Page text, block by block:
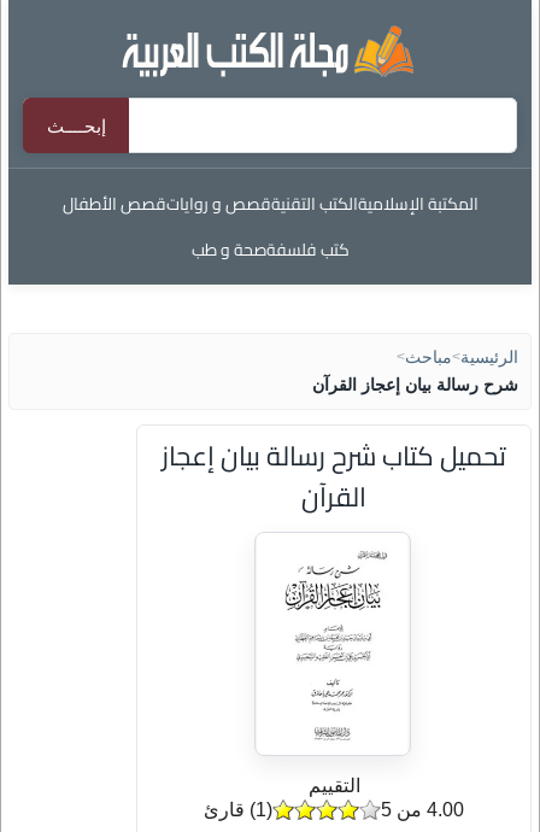
المكتبة الإسلاميةالكتب التقنيةقصص و رواياتقصص الأطفال
كتب فلسفةصحة و طب
الرئيسية>مباحث>
شرح رسالة بيان إعجاز القرآن
تحميل كتاب شرح رسالة بيان إعجاز
القرآن
التقييم
(
1) قارئ 4.00 من 5